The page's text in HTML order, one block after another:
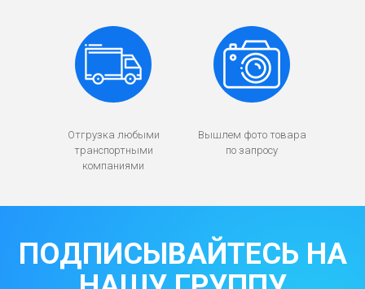
Отгрузка любыми
транспортными
компаниями
Вышлем фото товара
по запросу
ПОДПИСЫВАЙТЕСЬ НА